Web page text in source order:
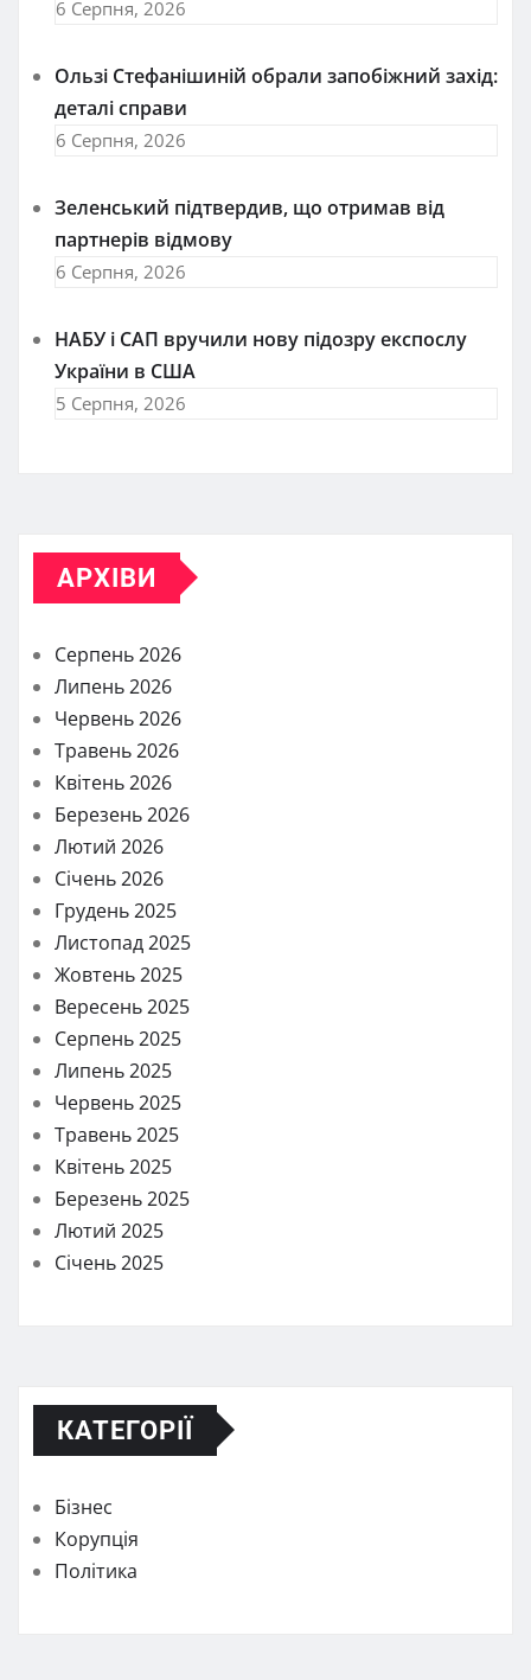
6 Серпня, 2026
Ользі Стефанішиній обрали запобіжний захід:
деталі справи
6 Серпня, 2026
Зеленський підтвердив, що отримав від
партнерів відмову
6 Серпня, 2026
НАБУ і САП вручили нову підозру експослу
України в США
5 Серпня, 2026
АРХІВИ
Серпень 2026
Липень 2026
Червень 2026
Травень 2026
Квітень 2026
Березень 2026
Лютий 2026
Січень 2026
Грудень 2025
Листопад 2025
Жовтень 2025
Вересень 2025
Серпень 2025
Липень 2025
Червень 2025
Травень 2025
Квітень 2025
Березень 2025
Лютий 2025
Січень 2025
КАТЕГОРІЇ
Бізнес
Корупція
Політика